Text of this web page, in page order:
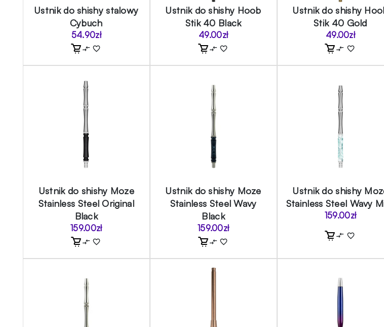
Ustnik do shishy stalowy
Cybuch
54.90zł
Ustnik do shishy Hoob
Stik 40 Black
49.00zł
Ustnik do shishy
Stik 40 Gold
49.00zł
Ustnik do shishy Moze
Stainless Steel Original
Black
159.00zł
Ustnik do shishy Moze
Stainless Steel Wavy
Black
159.00zł
Ustnik do shishy
Stainless Steel Wavy
159.00zł